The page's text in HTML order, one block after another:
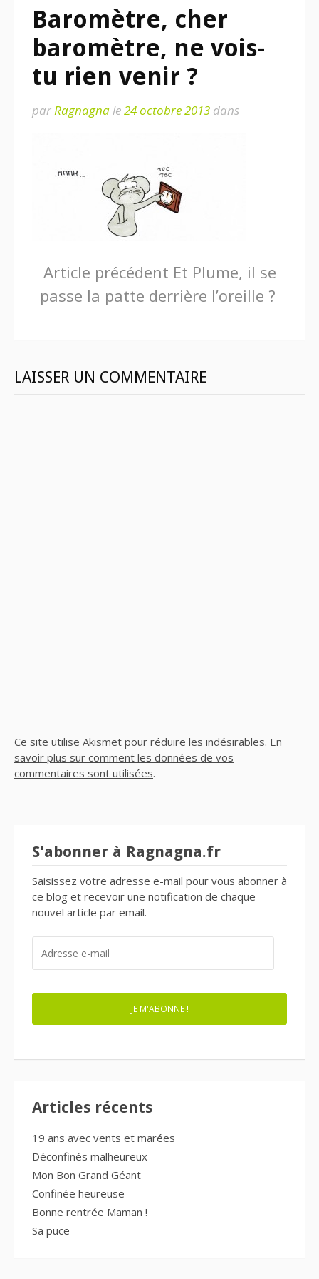
Baromètre, cher
baromètre, ne vois-
tu rien venir ?
parRagnagnale24 octobre 2013 dans
Lire
la
Article précédent Et Plume, il se
passe la patte derrière l’oreille ?
LAISSER UN COMMENTAIRE
Ce site utilise Akismet pour réduire les indésirables. En
savoir plus sur comment les données de vos
commentaires sont utilisées.
S'abonner à Ragnagna.fr
Saisissez votre adresse e-mail pour vous abonner à
ce blog et recevoir une notification de chaque
nouvel article par email.
MAIL
JE M'ABONNE !
Articles récents
19 ans avec vents et marées
Déconfinés malheureux
Mon Bon Grand Géant
Confinée heureuse
Bonne rentrée Maman !
Sa puce